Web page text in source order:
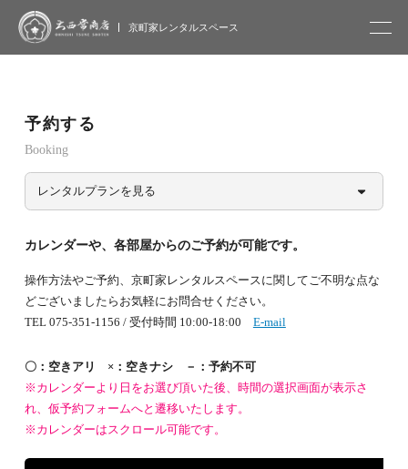
大西常商店
京町家レンタルスペース
予約する
Booking
レンタルプランを見る
カレンダーや、各部屋からのご予約が可能です。
操作方法やご予約、京町家レンタルスペースに関してご不明な点な
どございましたらお気軽にお問合せください。
TEL 075-351-1156 / 受付時間 10:00-18:00 E-mail
〇：空きアリ ×：空きナシ －：予約不可
※カレンダーより日をお選び頂いた後、時間の選択画面が表示さ
れ、仮予約フォームへと遷移いたします。
※カレンダーはスクロール可能です。